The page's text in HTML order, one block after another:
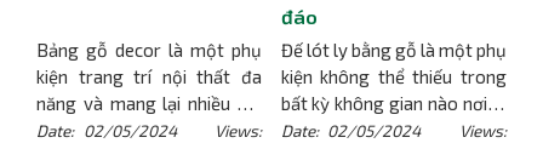
Bảng gỗ decor là một phụ
kiện trang trí nội thất đa
năng và mang lại nhiều giá
trị thẩm mỹ cho không gian
Date: 02/05/2024 Views:
đáo
Đế lót ly bằng gỗ là một phụ
kiện không thể thiếu trong
bất kỳ không gian nào nơi ly
cốc thường xuyên xuất hiện.
Date: 02/05/2024 Views: